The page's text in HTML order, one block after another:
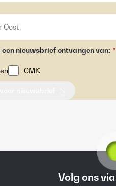
nieuwsbrief ontvangen van: *
CMK
nieuwsbrief
Volg ons via